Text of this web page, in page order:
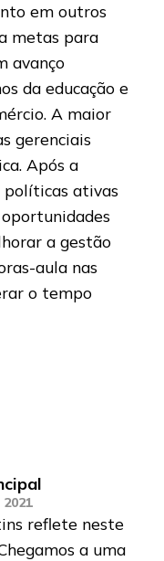
em outros
metas para
avanço
da educação e
A maior
gerenciais
Após a
políticas ativas
a gestão
aula nas
o tempo
reflete neste
a uma